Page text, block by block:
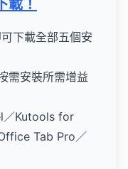
載！
下載全部五個安
需安裝所需增益
／Kutools for
Tab Pro／